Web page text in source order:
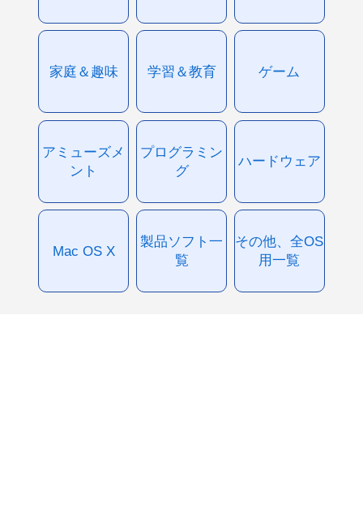
家庭＆趣味 学習＆教育 ゲーム
アミューズメ
ント
プログラミン
グ
ハードウェア
Mac OS X
製品ソフト一
覧
その他、全OS
用一覧